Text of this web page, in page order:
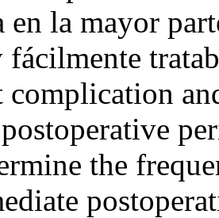
la mayor
complication
the